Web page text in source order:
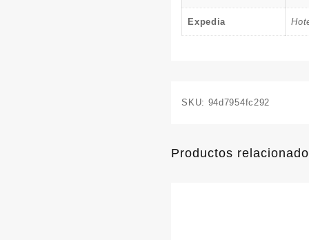
Expedia
SKU: 94d7954fc292
Productos